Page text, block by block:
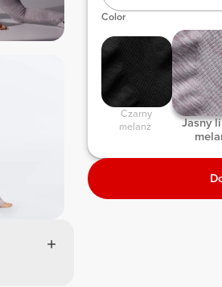
Color
Czarny
melanż
Jasny liliowy